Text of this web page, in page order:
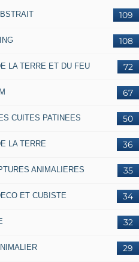
109
108
72
LA TERRE ET DU FEU
67
50
CUITES PATINEES
36
LA TERRE
35
ANIMALIERES
34
ET CUBISTE
32
29